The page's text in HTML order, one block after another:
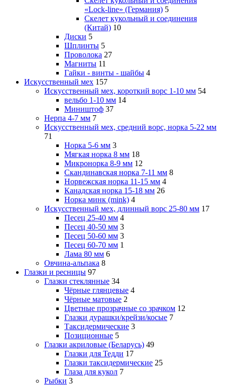
«Lock-line» (Германия) 5
Скелет кукольный и соединения
(Китай) 10
Диски 5
Шплинты 5
Проволока 27
Магниты 11
Гайки - винты - шайбы 4
Искусственный мех 157
Искусственный мех, короткий ворс 1-10 мм 54
вельбо 1-10 мм 14
Миништоф 37
Нерпа 4-7 мм 7
Искусственный мех, средний ворс, норка 5-22 мм
71
Норка 5-6 мм 3
Мягкая норка 8 мм 18
Микронорка 8-9 мм 12
Скандинавская норка 7-11 мм 8
Норвежская норка 11-15 мм 4
Канадская норка 15-18 мм 26
Норка минк (mink) 4
Искусственный мех, длинный ворс 25-80 мм 17
Песец 25-40 мм 4
Песец 40-50 мм 3
Песец 50-60 мм 3
Песец 60-70 мм 1
Лама 80 мм 6
Овчина-альпака 8
Глазки и ресницы 97
Глазки стеклянные 34
Чёрные глянцевые 4
Чёрные матовые 2
Цветные прозрачные со зрачком 12
Глазки дурашки/крейзи/косые 7
Таксидермические 3
Позиционные 5
Глазки акриловые (Беларусь) 49
Глазки для Тедди 17
Глазки таксидермические 25
Глаза для кукол 7
Рыбки 3